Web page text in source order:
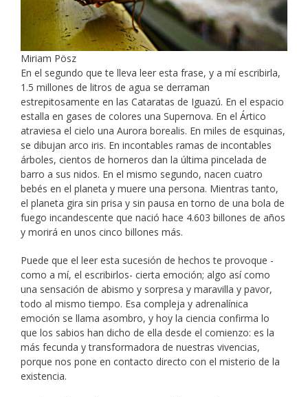
Miriam Pösz
En el segundo que te lleva leer esta frase, y a mí escribirla,
1.5 millones de litros de agua se derraman
estrepitosamente en las Cataratas de Iguazú. En el espacio
estalla en gases de colores una Supernova. En el Ártico
atraviesa el cielo una Aurora borealis. En miles de esquinas,
se dibujan arco iris. En incontables ramas de incontables
árboles, cientos de horneros dan la última pincelada de
barro a sus nidos. En el mismo segundo, nacen cuatro
bebés en el planeta y muere una persona. Mientras tanto,
el planeta gira sin prisa y sin pausa en torno de una bola de
fuego incandescente que nació hace 4.603 billones de años
y morirá en unos cinco billones más.
Puede que el leer esta sucesión de hechos te provoque -
como a mí, el escribirlos- cierta emoción; algo así como
una sensación de abismo y sorpresa y maravilla y pavor,
todo al mismo tiempo. Esa compleja y adrenalínica
emoción se llama asombro, y hoy la ciencia confirma lo
que los sabios han dicho de ella desde el comienzo: es la
más fecunda y transformadora de nuestras vivencias,
porque nos pone en contacto directo con el misterio de la
existencia.